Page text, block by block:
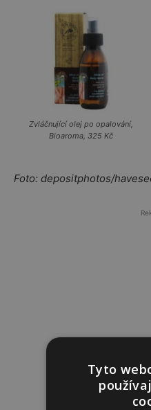
Zvláčnující olej po opalování,
Bioaroma, 325 Kč
Foto: depositphotos/
Tyto